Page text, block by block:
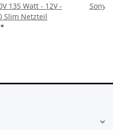
135 Watt - 12V -
Slim Netzteil
*
Sony